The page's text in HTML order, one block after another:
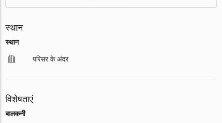
स्थान
स्थान
परिसर के अंदर
विशेषताएं
बालकनी